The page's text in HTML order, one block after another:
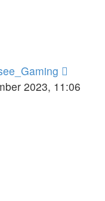
2023, 11:06